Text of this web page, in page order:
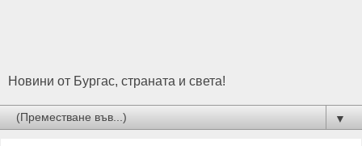
Новини от Бургас, страната и света!
▼